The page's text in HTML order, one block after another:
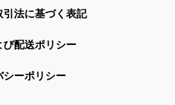
引法に基づく表記
び配送ポリシー
シーポリシー